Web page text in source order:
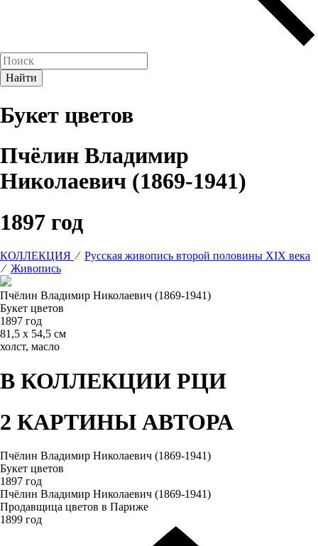
Букет цветов
Пчёлин Владимир
Николаевич (1869-1941)
1897 год
КОЛЛЕКЦИЯ ⁄ Русская живопись второй половины XIX века
⁄ Живопись
Пчёлин Владимир Николаевич (1869-1941)
Букет цветов
1897 год
81,5 х 54,5 см
холст, масло
В КОЛЛЕКЦИИ РЦИ
2 КАРТИНЫ АВТОРА
Пчёлин Владимир Николаевич (1869-1941)
Букет цветов
1897 год
Пчёлин Владимир Николаевич (1869-1941)
Продавщица цветов в Париже
1899 год